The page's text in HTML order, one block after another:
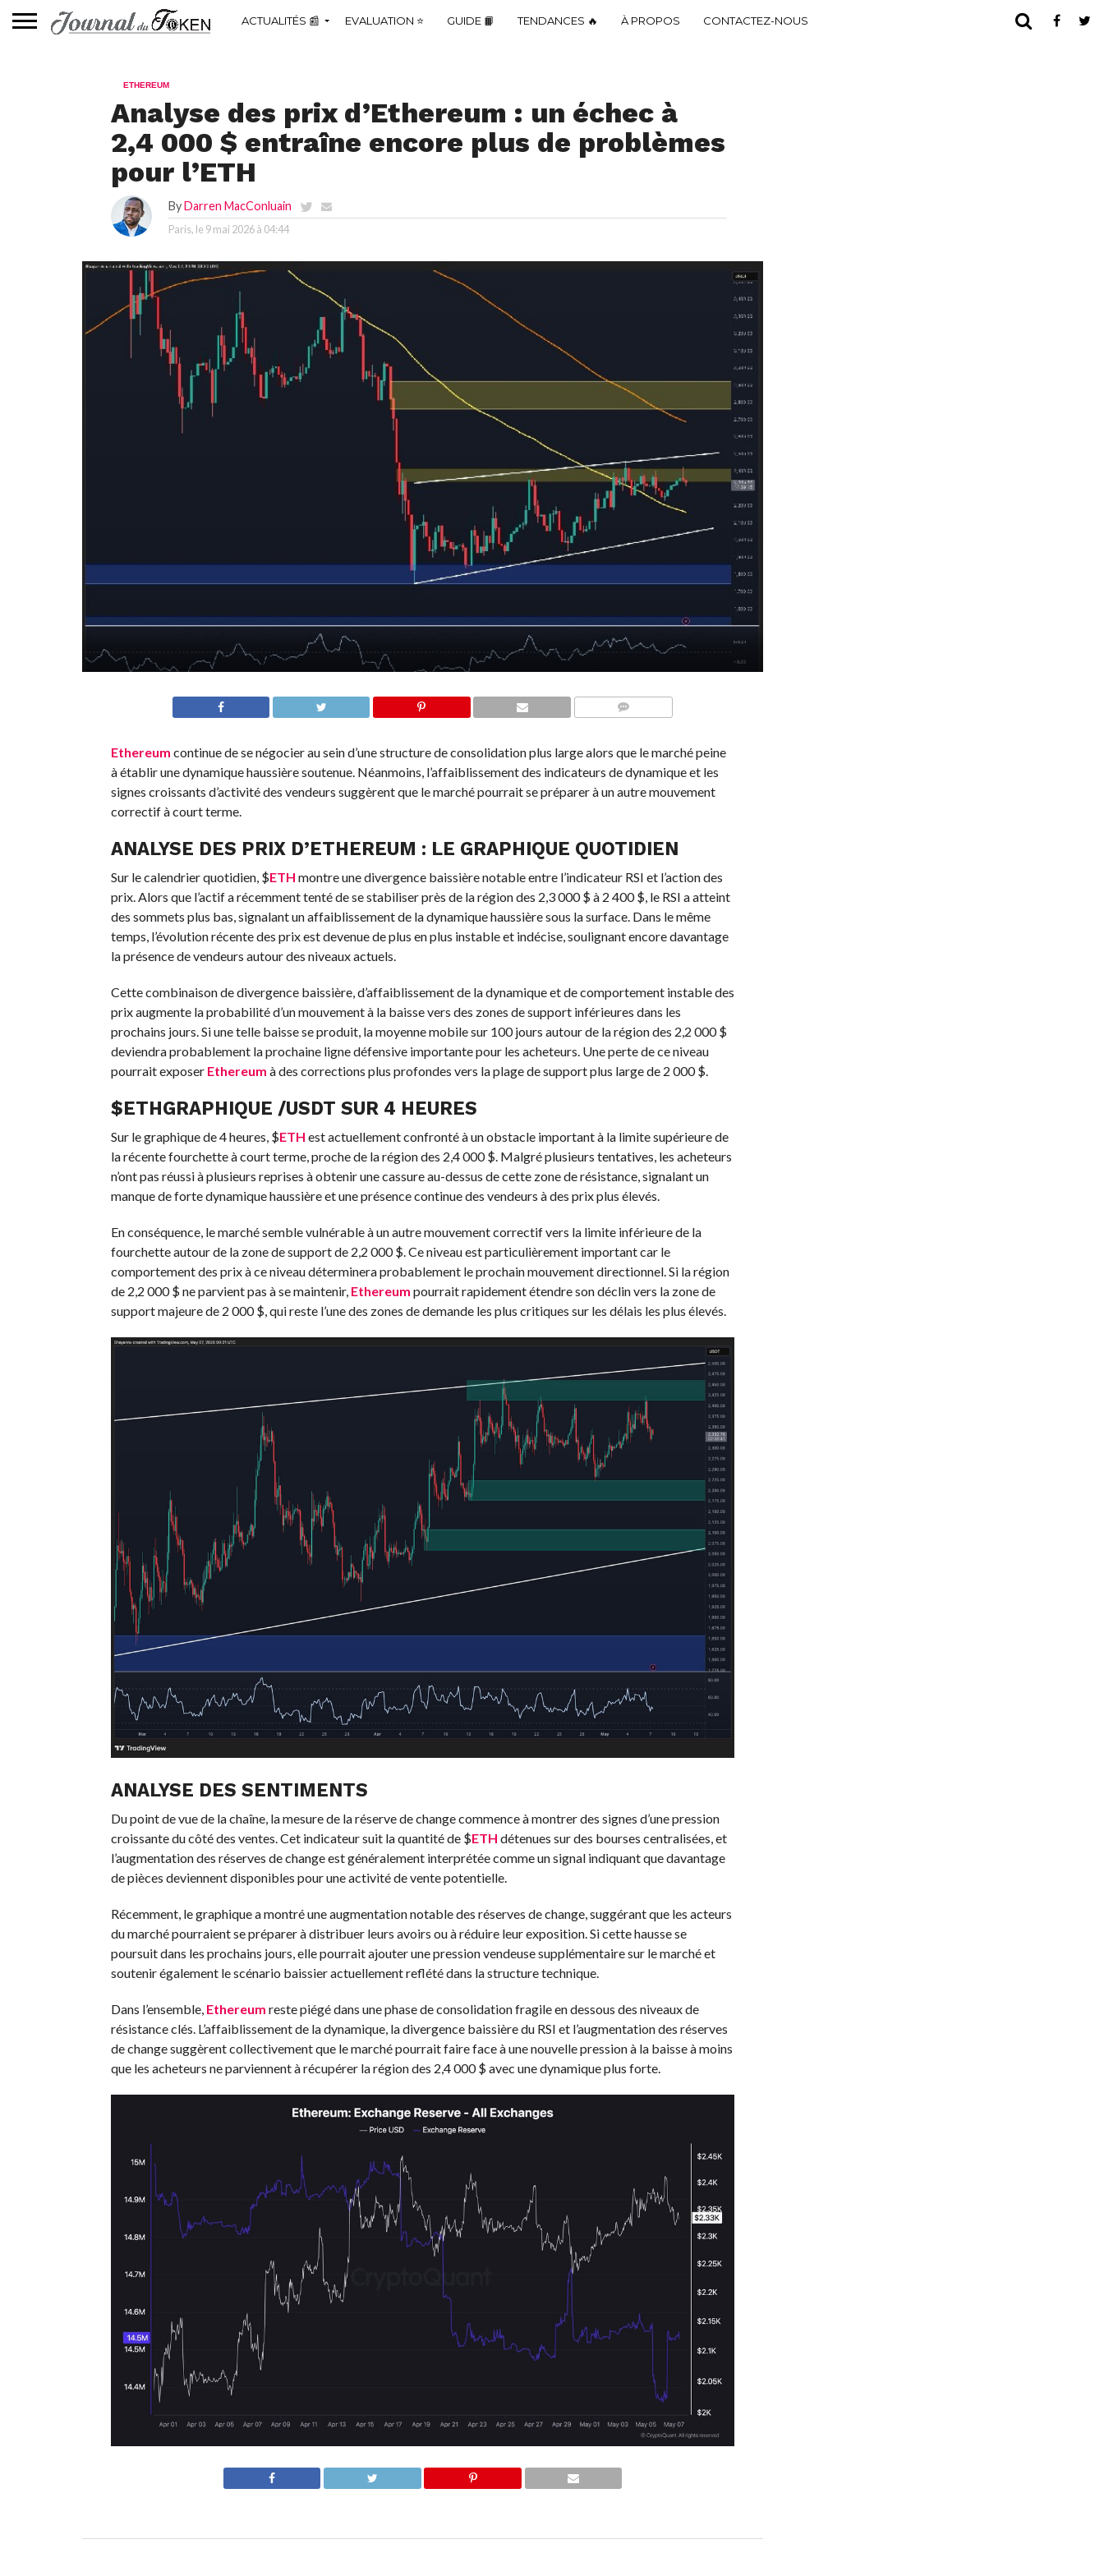
ACTUALITÉS 📰 EVALUATION ⭐ GUIDE 📙 TENDANCES 🔥 À PROPOS CONTACTEZ-NOUS
ETHEREUM
Analyse des prix d’Ethereum : un échec à
2,4 000 $ entraîne encore plus de problèmes
pour l’ETH
ByDarren MacConluain
Paris, le 9 mai 2026 à 04:44
Ethereum continue de se négocier au sein d’une structure de consolidation plus large alors que le marché peine
à établir une dynamique haussière soutenue. Néanmoins, l’affaiblissement des indicateurs de dynamique et les
signes croissants d’activité des vendeurs suggèrent que le marché pourrait se préparer à un autre mouvement
correctif à court terme.
ANALYSE DES PRIX D’ETHEREUM : LE GRAPHIQUE QUOTIDIEN
Sur le calendrier quotidien, $ETH montre une divergence baissière notable entre l’indicateur RSI et l’action des
prix. Alors que l’actif a récemment tenté de se stabiliser près de la région des 2,3 000 $ à 2 400 $, le RSI a atteint
des sommets plus bas, signalant un affaiblissement de la dynamique haussière sous la surface. Dans le même
temps, l’évolution récente des prix est devenue de plus en plus instable et indécise, soulignant encore davantage
la présence de vendeurs autour des niveaux actuels.
Cette combinaison de divergence baissière, d’affaiblissement de la dynamique et de comportement instable des
prix augmente la probabilité d’un mouvement à la baisse vers des zones de support inférieures dans les
prochains jours. Si une telle baisse se produit, la moyenne mobile sur 100 jours autour de la région des 2,2 000 $
deviendra probablement la prochaine ligne défensive importante pour les acheteurs. Une perte de ce niveau
pourrait exposer Ethereum à des corrections plus profondes vers la plage de support plus large de 2 000 $.
$ETHGRAPHIQUE /USDT SUR 4 HEURES
Sur le graphique de 4 heures, $ETH est actuellement confronté à un obstacle important à la limite supérieure de
la récente fourchette à court terme, proche de la région des 2,4 000 $. Malgré plusieurs tentatives, les acheteurs
n’ont pas réussi à plusieurs reprises à obtenir une cassure au-dessus de cette zone de résistance, signalant un
manque de forte dynamique haussière et une présence continue des vendeurs à des prix plus élevés.
En conséquence, le marché semble vulnérable à un autre mouvement correctif vers la limite inférieure de la
fourchette autour de la zone de support de 2,2 000 $. Ce niveau est particulièrement important car le
comportement des prix à ce niveau déterminera probablement le prochain mouvement directionnel. Si la région
de 2,2 000 $ ne parvient pas à se maintenir, Ethereum pourrait rapidement étendre son déclin vers la zone de
support majeure de 2 000 $, qui reste l’une des zones de demande les plus critiques sur les délais les plus élevés.
ANALYSE DES SENTIMENTS
Du point de vue de la chaîne, la mesure de la réserve de change commence à montrer des signes d’une pression
croissante du côté des ventes. Cet indicateur suit la quantité de $ETH détenues sur des bourses centralisées, et
l’augmentation des réserves de change est généralement interprétée comme un signal indiquant que davantage
de pièces deviennent disponibles pour une activité de vente potentielle.
Récemment, le graphique a montré une augmentation notable des réserves de change, suggérant que les acteurs
du marché pourraient se préparer à distribuer leurs avoirs ou à réduire leur exposition. Si cette hausse se
poursuit dans les prochains jours, elle pourrait ajouter une pression vendeuse supplémentaire sur le marché et
soutenir également le scénario baissier actuellement reflété dans la structure technique.
Dans l’ensemble, Ethereum reste piégé dans une phase de consolidation fragile en dessous des niveaux de
résistance clés. L’affaiblissement de la dynamique, la divergence baissière du RSI et l’augmentation des réserves
de change suggèrent collectivement que le marché pourrait faire face à une nouvelle pression à la baisse à moins
que les acheteurs ne parviennent à récupérer la région des 2,4 000 $ avec une dynamique plus forte.